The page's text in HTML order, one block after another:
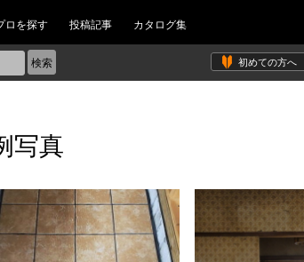
ロを探す 投稿記事 カタログ集
初めての方へ
写真